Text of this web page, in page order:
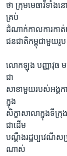
ថា ក្រុមមេធាវីទាំ
គ្រប់
ដំណាក់កាលការកា
ជនជាតិកម្ពុជាមួយរូប
លោកឡុង បញ្ញាវុធ ម
ជា
សាខាមួយរបស់អង្គក
ក្នុង
សិក្ខាសាលាក្នុងទីក្
ជាដើម
បណ្ដឹងរដ្ឋប្បវេណីស
ណាស់